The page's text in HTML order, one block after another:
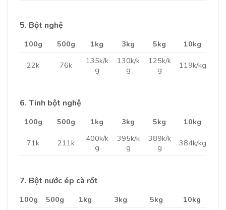
5. Bột nghệ
100g 500g 1kg 3kg 5kg 10kg
22k 76k
135k/k
g
130k/k
g
125k/k
g
119k/kg
6. Tinh bột nghệ
100g 500g 1kg 3kg 5kg 10kg
71k 211k
400k/k
g
395k/k
g
389k/k
g
384k/kg
7. Bột nước ép cà rốt
100g 500g 1kg 3kg 5kg
10kg